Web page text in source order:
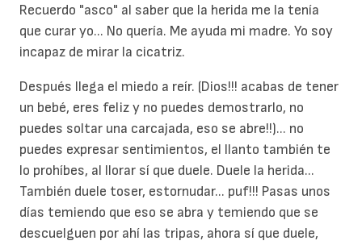
Recuerdo "asco" al saber que la herida me la tenía
que curar yo... No quería. Me ayuda mi madre. Yo soy
incapaz de mirar la cicatriz.
Después llega el miedo a reír. (Dios!!! acabas de tener
un bebé, eres feliz y no puedes demostrarlo, no
puedes soltar una carcajada, eso se abre!!)... no
puedes expresar sentimientos, el llanto también te
lo prohíbes, al llorar sí que duele. Duele la herida...
También duele toser, estornudar... puf!!! Pasas unos
días temiendo que eso se abra y temiendo que se
descuelguen por ahí las tripas, ahora sí que duele,